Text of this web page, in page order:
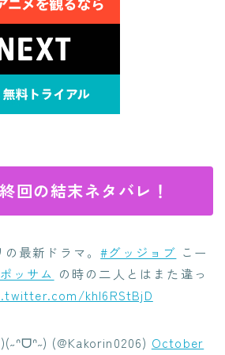
回の結末ネタバレ！
の最新ドラマ。#グッジョブ こー
ッサム の時の二人とはまた違っ
khI6RStBjD
(@Kakorin0206) October